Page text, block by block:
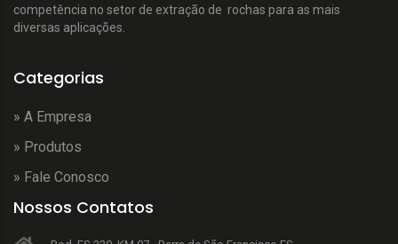
competência no setor de extração de rochas para as mais
diversas aplicações.
Categorias
» A Empresa
» Produtos
» Fale Conosco
Nossos Contatos